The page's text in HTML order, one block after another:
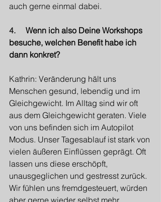
auch gerne einmal dabei.
4. Wenn ich also Deine Workshops
besuche, welchen Benefit habe ich
dann konkret?
Kathrin: Veränderung hält uns
Menschen gesund, lebendig und im
Gleichgewicht. Im Alltag sind wir oft
aus dem Gleichgewicht geraten. Viele
von uns befinden sich im Autopilot
Modus. Unser Tagesablauf ist stark von
vielen äußeren Einflüssen geprägt. Oft
lassen uns diese erschöpft,
unausgeglichen und gestresst zurück.
Wir fühlen uns fremdgesteuert, würden
aber gerne wieder selbst mehr